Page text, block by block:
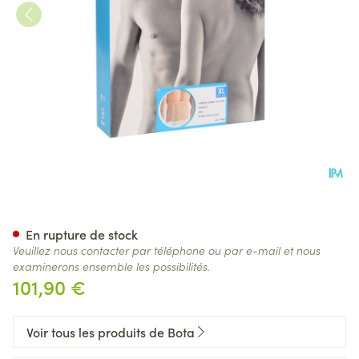
101,90 €
En rupture de stock
Veuillez nous contacter par téléphone ou par e-mail et nous
examinerons ensemble les possibilités.
Voir tous les produits de Bota